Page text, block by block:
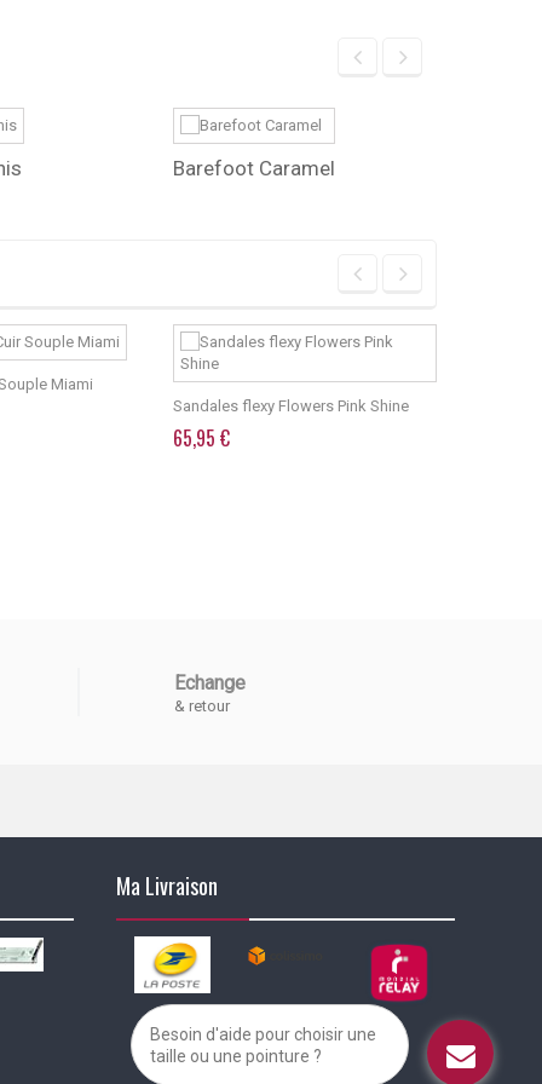
Besoin d'aide pour choisir une
taille ou une pointure ?
Barefoot Caramel
Miami
Sandales flexy Flowers Pink Shine
65,95 €
Echange
& retour
Ma Livraison
vos préférences pour contrôler la manière dont vos informations sont